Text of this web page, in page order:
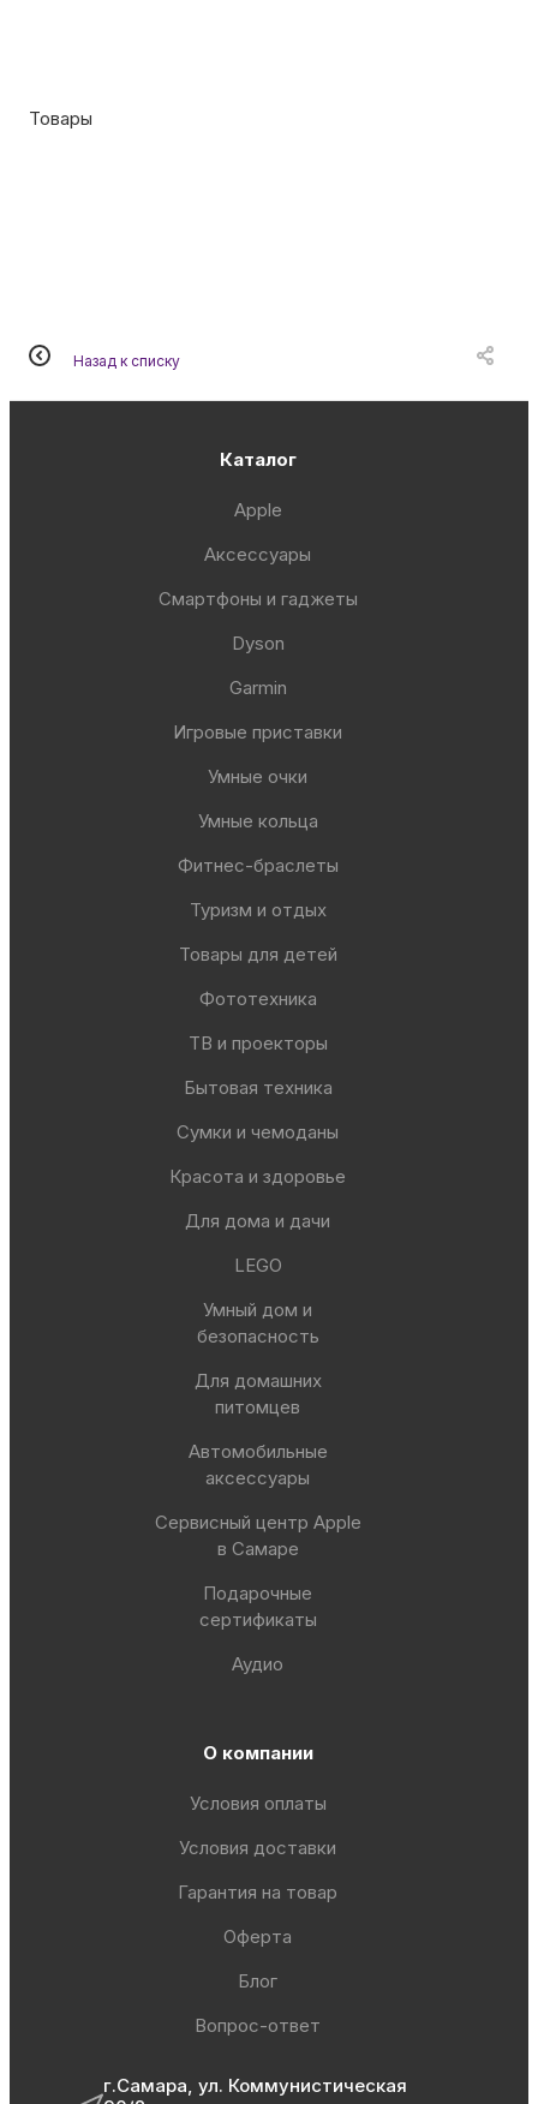
Товары
Назад к списку
Каталог
Apple
Аксессуары
Смартфоны и гаджеты
Dyson
Garmin
Игровые приставки
Умные очки
Умные кольца
Фитнес-браслеты
Туризм и отдых
Товары для детей
Фототехника
ТВ и проекторы
Бытовая техника
Сумки и чемоданы
Красота и здоровье
Для дома и дачи
LEGO
Умный дом и
безопасность
Для домашних
питомцев
Автомобильные
аксессуары
Сервисный центр Apple
в Самаре
Подарочные
сертификаты
Аудио
О компании
Условия оплаты
Условия доставки
Гарантия на товар
Оферта
Блог
Вопрос-ответ
г.Самара, ул. Коммунистическая